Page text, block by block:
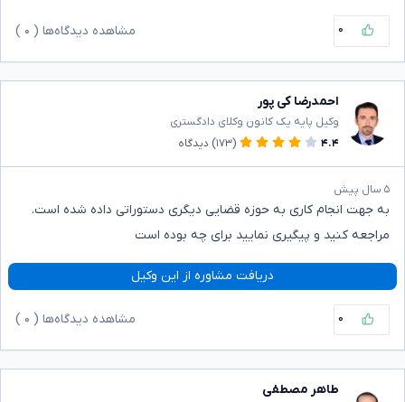
۰ مشاهده دیدگاه‌ها ( ۰
احمدرضا کی پور
وکیل پایه یک کانون وکلای دادگستری
۴.۴
(۱۷۳) دیدگاه
۵ سال پیش
به جهت انجام کاری به حوزه قضایی دیگری دستوراتی داده شده است.
مراجعه کنید و پیگیری نمایید برای چه بوده است
دریافت مشاوره از این وکیل
۰ مشاهده دیدگاه‌ها ( ۰
طاهر مصطفی